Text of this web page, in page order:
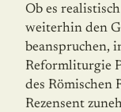
Ob es
weiterhin den
beanspruchen,
Reformliturgie
des Römischen
Rezensent